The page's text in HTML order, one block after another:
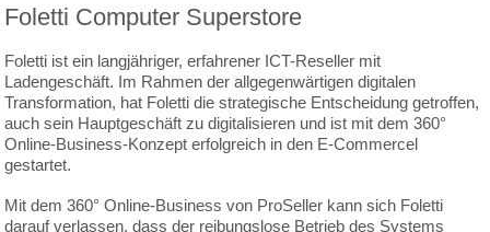
Foletti Computer Superstore
Foletti ist ein langjähriger, erfahrener ICT-Reseller mit
Ladengeschäft. Im Rahmen der allgegenwärtigen digitalen
Transformation, hat Foletti die strategische Entscheidung getroffen,
auch sein Hauptgeschäft zu digitalisieren und ist mit dem 360°
Online-Business-Konzept erfolgreich in den E-Commercel
gestartet.
Mit dem 360° Online-Business von ProSeller kann sich Foletti
darauf verlassen, dass der reibungslose Betrieb des Systems